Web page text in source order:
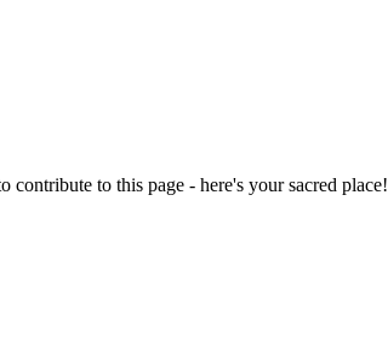
contribute to this page - here's your sacred place!